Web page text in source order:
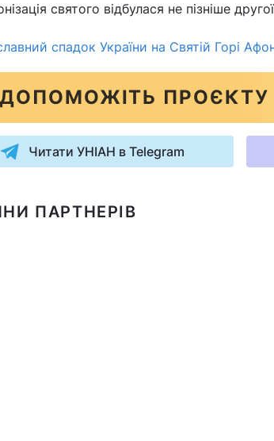
святого відбулася не пізніше
спадок України на Святій Горі
ДОПОМОЖІТЬ ПРОЄКТУ
Читати УНІАН в Telegram
ПАРТНЕРІВ